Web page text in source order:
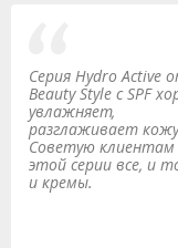
Серия Hydro Active
Beauty Style с SPF
увлажняет,
разглаживает
Советую клиентам
этой серии все, и
и кремы.